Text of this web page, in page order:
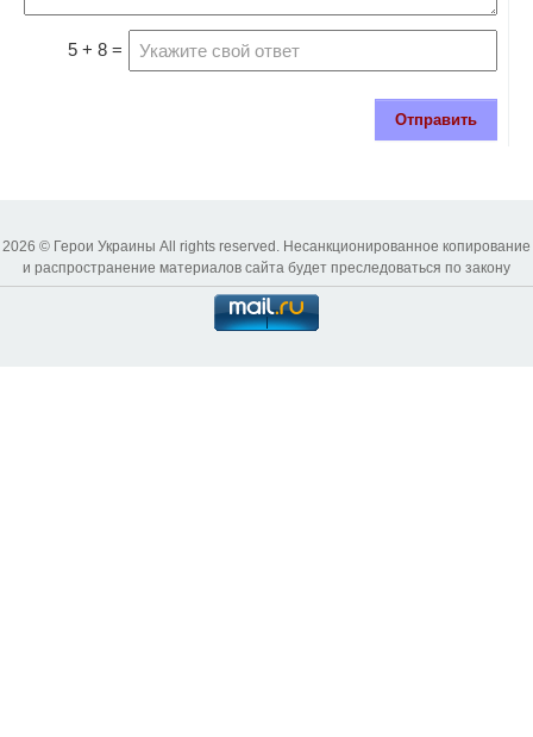
5 + 8 =
Отправить
2026 © Герои Украины All rights reserved. Несанкционированное копирование
и распространение материалов сайта будет преследоваться по закону